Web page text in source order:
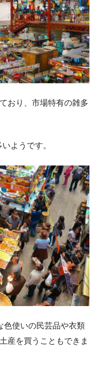
おり、市場特有の雑多
ようです。
色使いの民芸品や衣類
産を買うこともできま